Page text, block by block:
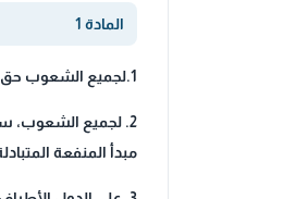
المادة 1
1.لجميع الشعوب حق تقرير مصيرها بنفسها. وهى بمقتضى هذا الحق حرة في تقرير مركزه السياسي وحرة في السعي لتحقيق نمائها الاقتصادي والاجتماعي والثقافي.
2. لجميع الشعوب،
مبدأ المنفعة